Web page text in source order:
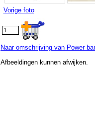
Vorige foto
Naar omschrijving van Power
Afbeeldingen kunnen afwijken.